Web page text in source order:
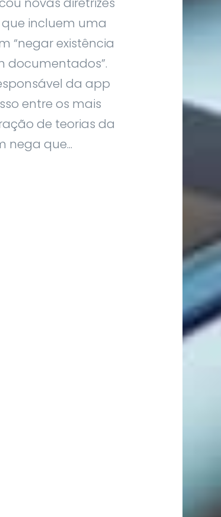
incluem uma
“negar existência
documentados”.
da app
entre os mais
de teorias da
nega que...